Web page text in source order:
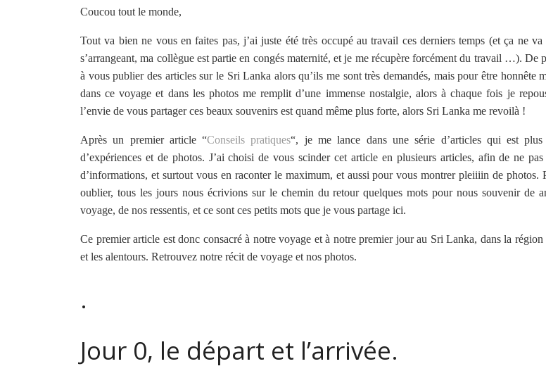
Coucou tout le monde,
Tout va bien ne vous en faites pas, j’ai juste été très occupé au travail ces derniers temps (et ça ne va
s’arrangeant, ma collègue est partie en congés maternité, et je me récupère forcément du travail …). De
à vous publier des articles sur le Sri Lanka alors qu’ils me sont très demandés, mais pour être honnête
dans ce voyage et dans les photos me remplit d’une immense nostalgie, alors à chaque fois je
l’envie de vous partager ces beaux souvenirs est quand même plus forte, alors Sri Lanka me revoilà !
Après un premier article “Conseils pratiques“, je me lance dans une série d’articles qui est plus
d’expériences et de photos. J’ai choisi de vous scinder cet article en plusieurs articles, afin de ne
d’informations, et surtout vous en raconter le maximum, et aussi pour vous montrer pleiiiin de photos.
oublier, tous les jours nous écrivions sur le chemin du retour quelques mots pour nous souvenir de
voyage, de nos ressentis, et ce sont ces petits mots que je vous partage ici.
Ce premier article est donc consacré à notre voyage et à notre premier jour au Sri Lanka, dans la région
et les alentours. Retrouvez notre récit de voyage et nos photos.
.
Jour 0, le départ et l’arrivée.